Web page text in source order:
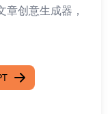
创意生成器，